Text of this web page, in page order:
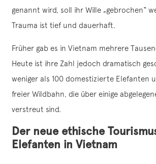
genannt wird, soll ihr Wille „gebrochen“
Trauma ist tief und dauerhaft.
Früher gab es in Vietnam mehrere
Heute ist ihre Zahl jedoch dramatisch
weniger als 100 domestizierte Elefanten
freier Wildbahn, die über einige
verstreut sind.
Der neue ethische
Elefanten in Vietnam